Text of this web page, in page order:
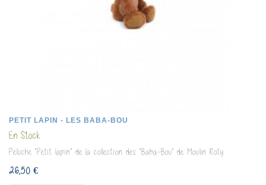
PETIT LAPIN - LES BABA-BOU
En Stock
Peluche "Petit lapin" de la collection des "Baba-Bou" de Moulin Roty
26,50 €